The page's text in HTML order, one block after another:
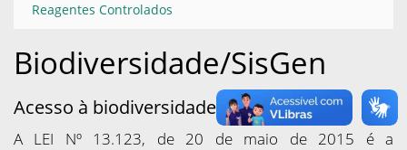
Reagentes Controlados
Biodiversidade/SisGen
Acesso à biodiversidade
A LEI Nº 13.123, de 20 de maio de 2015 é a